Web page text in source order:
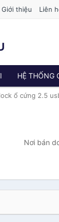
Giới thiệu Liên
HỆ THỐNG
ổ cứng 2.5
Nơi bán